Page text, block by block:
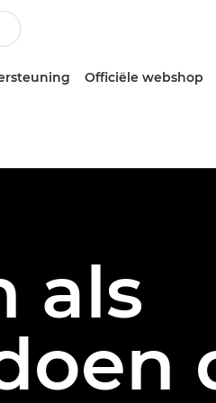
Officiële webshop
als